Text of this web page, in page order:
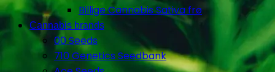
Billige Cannabis Sativa frø
Cannabis brands
00 Seeds
710 Genetics Seedbank